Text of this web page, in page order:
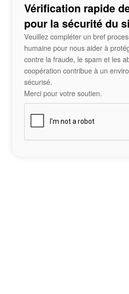
Vérification rapide
pour la sécurité du
Veuillez compléter un bref
humaine pour nous aider à
contre la fraude, le spam et les
coopération contribue à un
sécurisé.
Merci pour votre soutien.